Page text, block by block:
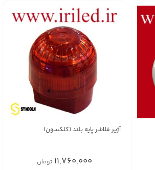
آژیر فلاشر پایه بلند (کلکسون)
11,760,000 تومان